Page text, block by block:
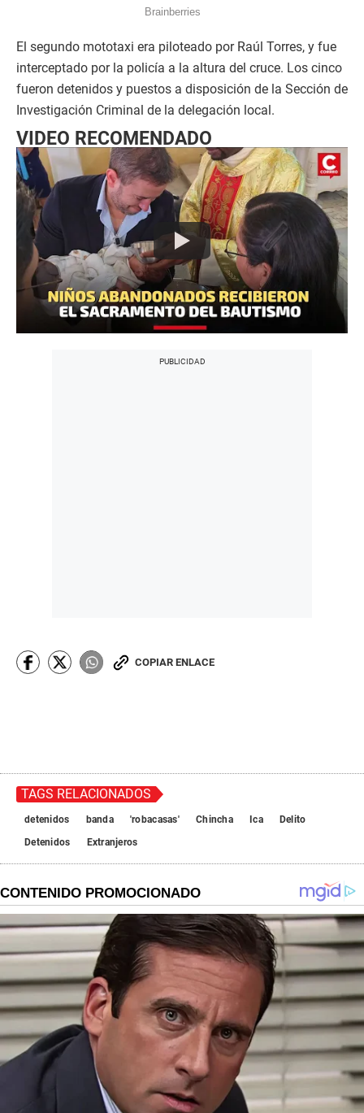
El segundo mototaxi era piloteado por Raúl Torres, y fue
interceptado por la policía a la altura del cruce. Los cinco
fueron detenidos y puestos a disposición de la Sección de
Investigación Criminal de la delegación local.
VIDEO RECOMENDADO
COPIAR ENLACE
TAGS RELACIONADOS
detenidos banda 'robacasas' Chincha Ica
Delito
Detenidos
Extranjeros